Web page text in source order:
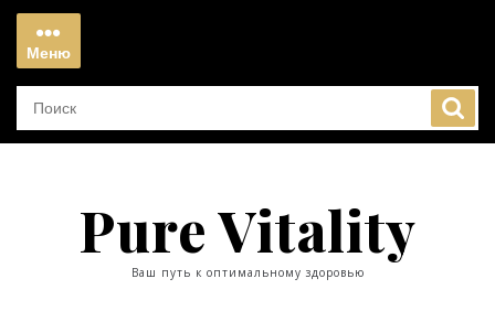
Перейти
содержимому
Меню
Меню
Pure Vitality
Ваш путь к оптимальному здоровью